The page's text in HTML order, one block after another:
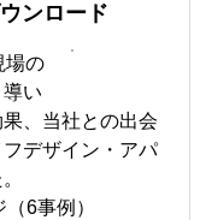
ンロード
場の
い
、当社との出会
デザイン・アパ
6事例）